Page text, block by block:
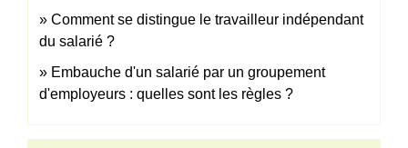
Comment se distingue le travailleur indépendant
du salarié ?
Embauche d'un salarié par un groupement
d'employeurs : quelles sont les règles ?